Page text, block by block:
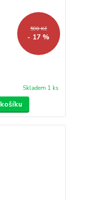
590 Kč
- 17 %
Skladem 1 ks